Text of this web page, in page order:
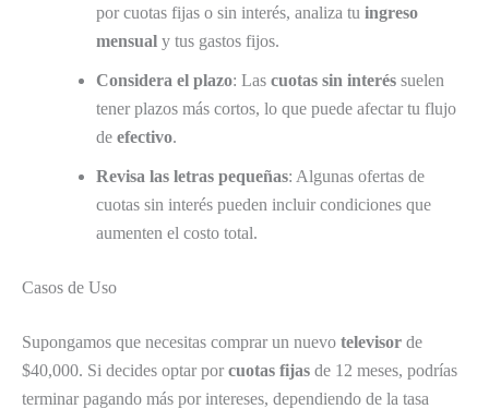
por cuotas fijas o sin interés, analiza tu ingreso
mensual y tus gastos fijos.
Considera el plazo: Las cuotas sin interés suelen
tener plazos más cortos, lo que puede afectar tu flujo
de efectivo.
Revisa las letras pequeñas: Algunas ofertas de
cuotas sin interés pueden incluir condiciones que
aumenten el costo total.
Casos de Uso
Supongamos que necesitas comprar un nuevo televisor de
$40,000. Si decides optar por cuotas fijas de 12 meses, podrías
terminar pagando más por intereses, dependiendo de la tasa